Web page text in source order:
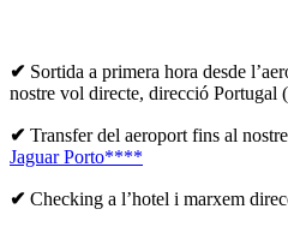
✔ Sortida a primera hora desde
nostre vol directe, direcció Portugal
✔ Transfer del aeroport fins al
Jaguar Porto****
✔ Checking a l’hotel i marxem